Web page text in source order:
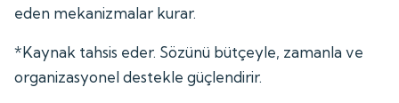
eden mekanizmalar kurar.
*Kaynak tahsis eder. Sözünü bütçeyle, zamanla ve
organizasyonel destekle güçlendirir.